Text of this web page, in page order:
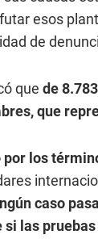
esos
de
que de
que
los
caso
las